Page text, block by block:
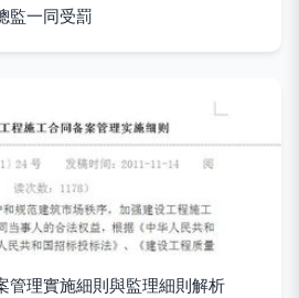
監一同受罰
管理實施細則與監理細則解析